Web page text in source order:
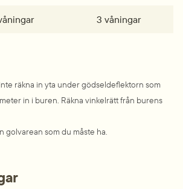
3 våningar
räkna in yta under gödseldeflektorn som
in i buren. Räkna vinkelrätt från burens
golvarean som du måste ha.